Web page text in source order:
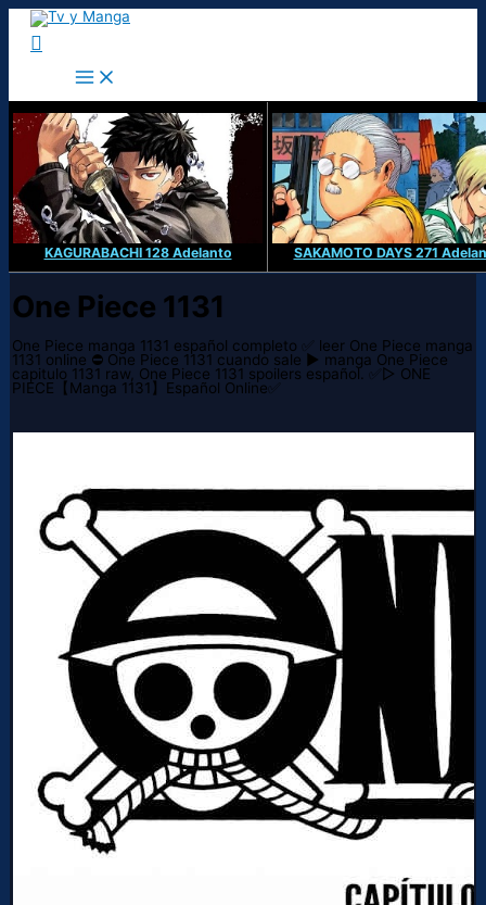
Ir
contenido
Buscar
KAGURABACHI 128 Adelanto SAKAMOTO DAYS 271
One Piece 1131
One Piece manga 1131 español completo ✅ leer One Piece manga
1131 online ⛔ One Piece 1131 cuando sale ▶️ manga One Piece
capitulo 1131 raw, One Piece 1131 spoilers español. ✅▷ ONE
PIECE【Manga 1131】Español Online✅